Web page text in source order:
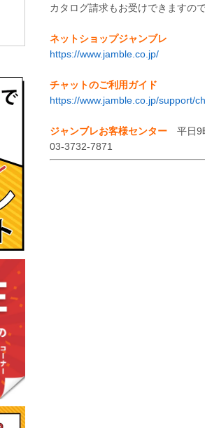
カタログ請求もお受けできますの
ネットショップジャンブレ
https://www.jamble.co.jp/
チャットのご利用ガイド
https://www.jamble.co.jp/support/
ジャンブレお客様センター 平日9
03-3732-7871